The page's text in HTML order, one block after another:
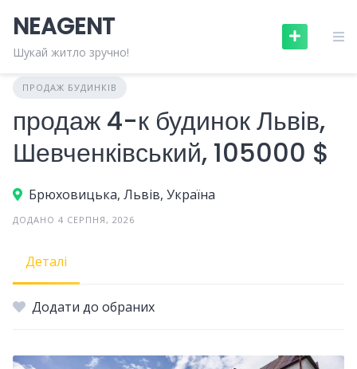
content
NEAGENT
Шукай житло зручно!
ПРОДАЖ БУДИНКІВ
продаж 4-к будинок Львів,
Шевченківський, 105000 $
Брюховицька, Львів, Україна
ДОДАНО 4 СЕРПНЯ, 2026
Деталі
Додати до обраних